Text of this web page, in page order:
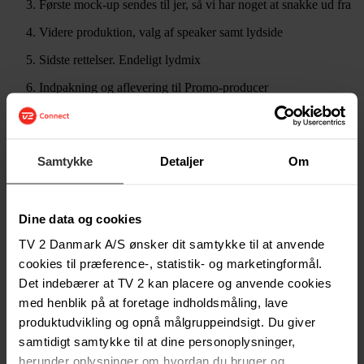
Samtykke Detaljer Om
Dine data og cookies
TV 2 Danmark A/S ønsker dit samtykke til at anvende
cookies til præference-, statistik- og marketingformål.
Det indebærer at TV 2 kan placere og anvende cookies
med henblik på at foretage indholdsmåling, lave
produktudvikling og opnå målgruppeindsigt. Du giver
samtidigt samtykke til at dine personoplysninger,
herunder oplysninger om hvordan du bruger og
Første mock-up sendes til jer, så vi har noget at snakke ud fra
Videre produktion, valg af speaker samt lydside
Sidste rettelser. Endeligt lydmix
Indpakning og aflevering til Promo-producer
Deadlines
Produktionen af et skilt tager som udgangspunkt minimum
syv hverdage.
afleveret 10 dage inden sponsoratet går i gang.
Hvis der er trailereksponeringer inkluderet i det indkøbte
programsponsorat, starter disse trailere 2-3 uger før
præmiedatoen.
Aflevering af grafisk materiale
Grafikfiler skal være optimeret til brug i HD (1920 x 1080)